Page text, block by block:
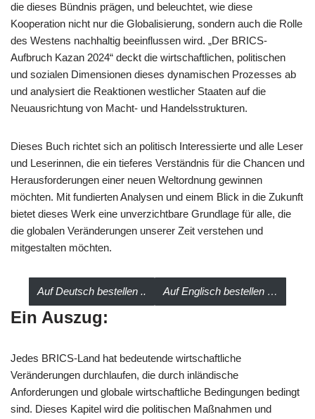
die dieses Bündnis prägen, und beleuchtet, wie diese
Kooperation nicht nur die Globalisierung, sondern auch die Rolle
des Westens nachhaltig beeinflussen wird. „Der BRICS-
Aufbruch Kazan 2024“ deckt die wirtschaftlichen, politischen
und sozialen Dimensionen dieses dynamischen Prozesses ab
und analysiert die Reaktionen westlicher Staaten auf die
Neuausrichtung von Macht- und Handelsstrukturen.
Dieses Buch richtet sich an politisch Interessierte und alle Leser
und Leserinnen, die ein tieferes Verständnis für die Chancen und
Herausforderungen einer neuen Weltordnung gewinnen
möchten. Mit fundierten Analysen und einem Blick in die Zukunft
bietet dieses Werk eine unverzichtbare Grundlage für alle, die
die globalen Veränderungen unserer Zeit verstehen und
mitgestalten möchten.
Auf Deutsch bestellen .. Auf Englisch bestellen …
Ein Auszug:
Jedes BRICS-Land hat bedeutende wirtschaftliche
Veränderungen durchlaufen, die durch inländische
Anforderungen und globale wirtschaftliche Bedingungen bedingt
sind. Dieses Kapitel wird die politischen Maßnahmen und